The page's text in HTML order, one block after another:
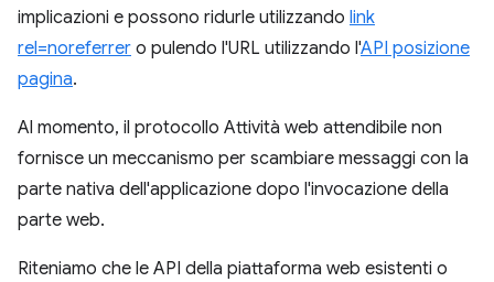
implicazioni e possono ridurle utilizzando link
rel=noreferrer o pulendo l'URL utilizzando l'API posizione
pagina.
Al momento, il protocollo Attività web attendibile non
fornisce un meccanismo per scambiare messaggi con la
parte nativa dell'applicazione dopo l'invocazione della
parte web.
Riteniamo che le API della piattaforma web esistenti o